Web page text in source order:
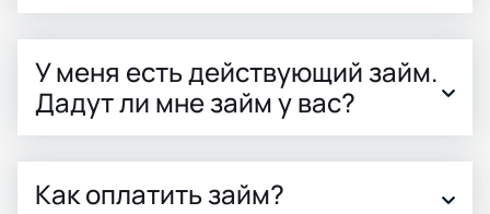
У меня есть действующий займ.
Дадут ли мне займ у вас?
Как оплатить займ?